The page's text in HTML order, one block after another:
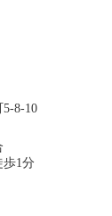
8-10
歩1分